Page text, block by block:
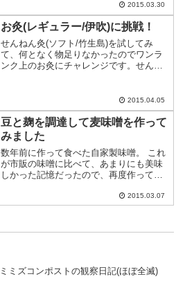
パクトドライバ CID-1100実家が岡山にあ
り、そこでよく「RYOBI」の名前を聞い
たか...
2015.03.30
お灸(レギュラー/伊吹)に挑戦！
せんねん灸(ソフト/竹生島)を試してみ
て、何となく物足りなかったのでワンラ
ンク上のお灸にチャレンジです。せんね
やつです レギュラー灸伊吹の強さは5段
階中、下か...
2015.04.05
豆と麹を調達して麦味噌を作って
みました
数年前に作って食べた自家製味噌。 これ
が市販の味噌に比べて、あまりにも美味
しかった記憶だったので、再度作ってみ
塩は5キロ。 出来上がり想定32キロの味
噌を予定です。 手順は次の流れ 1. 大豆
2015.03.07
ミミズコンポストの観察日記(ほぼ全滅)